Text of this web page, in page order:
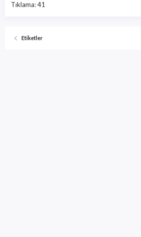
Tıklama: 41
Etiketler